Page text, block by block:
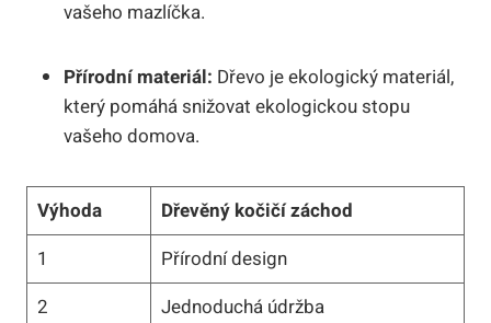
vašeho mazlíčka.
Přírodní materiál: Dřevo je ekologický materiál,
který pomáhá snižovat ekologickou stopu
vašeho domova.
Výhoda
Dřevěný kočičí záchod
1
Přírodní design
2
Jednoduchá údržba